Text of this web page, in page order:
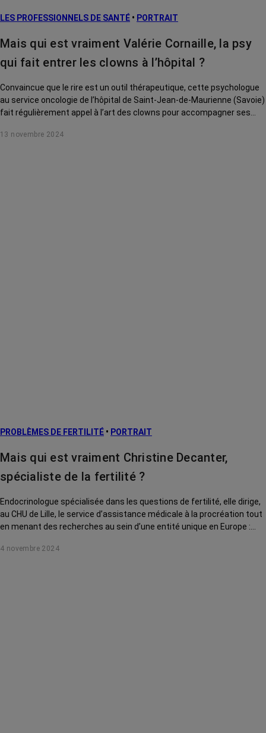
LES PROFESSIONNELS DE SANTÉ • PORTRAIT
Mais qui est vraiment Valérie Cornaille, la psy
qui fait entrer les clowns à l’hôpital ?
Convaincue que le rire est un outil thérapeutique, cette psychologue
au service oncologie de l’hôpital de Saint-Jean-de-Maurienne (Savoie)
fait régulièrement appel à l’art des clowns pour accompagner ses
13 novembre 2024
PROBLÈMES DE FERTILITÉ • PORTRAIT
Mais qui est vraiment Christine Decanter,
spécialiste de la fertilité ?
Endocrinologue spécialisée dans les questions de fertilité, elle dirige,
au CHU de Lille, le service d’assistance médicale à la procréation tout
en menant des recherches au sein d’une entité unique en Europe :
4 novembre 2024